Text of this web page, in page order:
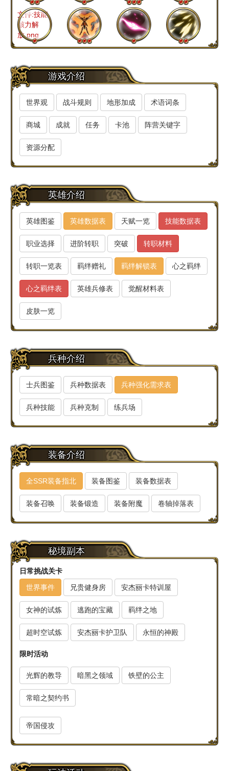
文件:技能
骸力解
放.png
游戏介绍
世界观 战斗规则 地形加成 术语词条
商城 成就 任务 卡池 阵营关键字
资源分配
英雄介绍
英雄图鉴 英雄数据表 天赋一览 技能数据表
职业选择 进阶转职 突破 转职材料
转职一览表 羁绊赠礼 羁绊解锁表 心之羁绊
心之羁绊表 英雄兵修表 觉醒材料表
皮肤一览
兵种介绍
士兵图鉴 兵种数据表 兵种强化需求表
兵种技能 兵种克制 练兵场
装备介绍
全SSR装备指北 装备图鉴 装备数据表
装备召唤 装备锻造 装备附魔 卷轴掉落表
秘境副本
日常挑战关卡
世界事件
兄贵健身房 安杰丽卡特训屋
女神的试炼 逃跑的宝藏 羁绊之地
超时空试炼 安杰丽卡护卫队 永恒的神殿
限时活动
光辉的教导 暗黑之领域 铁壁的公主
常暗之契约书
帝国侵攻